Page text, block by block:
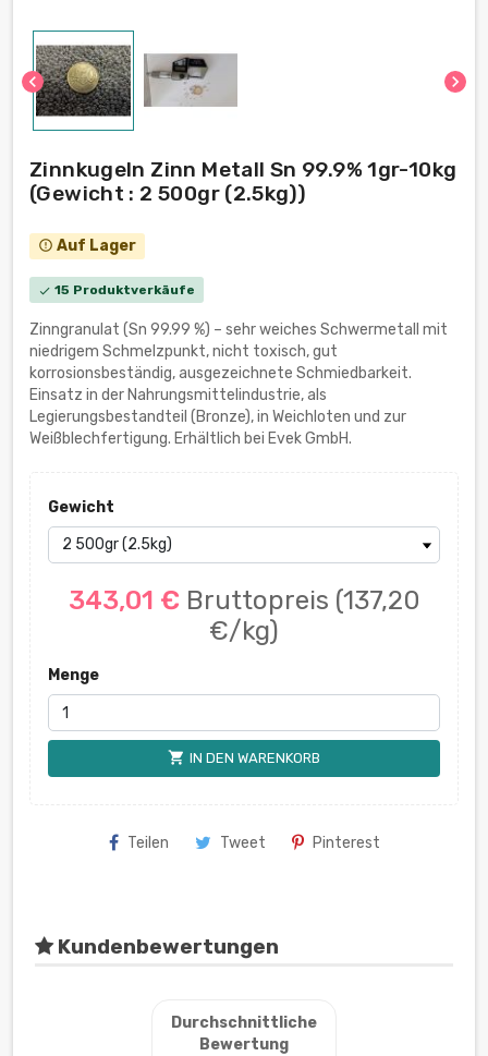
chevron_left chevron_right
Zinnkugeln Zinn Metall Sn 99.9% 1gr-10kg
(Gewicht : 2 500gr (2.5kg))
error_outline Auf Lager
check 15 Produktverkäufe
Zinngranulat (Sn 99.99 %) – sehr weiches Schwermetall mit
niedrigem Schmelzpunkt, nicht toxisch, gut
korrosionsbeständig, ausgezeichnete Schmiedbarkeit.
Einsatz in der Nahrungsmittelindustrie, als
Legierungsbestandteil (Bronze), in Weichloten und zur
Weißblechfertigung. Erhältlich bei Evek GmbH.
Gewicht
343,01 € Bruttopreis (137,20
€/kg)
Menge
shopping_cart IN DEN WARENKORB
Teilen Tweet Pinterest
Kundenbewertungen
Durchschnittliche
Bewertung